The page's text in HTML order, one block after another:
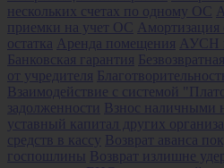
нескольких счетах по одному ОС
приемки на учет ОС
остатка Аренда помещения АУСН
Банковская гарантия
от учредителя Благотворительность
Взаимодействие с системой
задолженности Взнос наличными
уставный капитал других
средств в кассу Возврат аванса
госпошлины Возврат излишне